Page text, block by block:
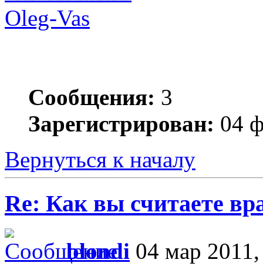
Oleg-Vas
Сообщения: 3
Зарегистрирован: 04
Вернуться к началу
Re: Как вы считаете
blondi 04 мар